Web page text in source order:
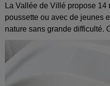
La Vallée de Villé propose 14
poussette ou avec de jeunes
nature sans grande difficulté.